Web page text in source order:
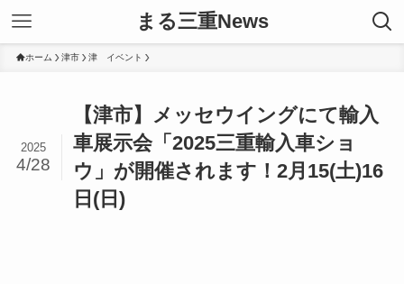
まる三重News
ホーム 津市 津 イベント
【津市】メッセウイングにて輸入
車展示会「2025三重輸入車ショ
ウ」が開催されます！2月15(土)16
日(日)
2025
4/28